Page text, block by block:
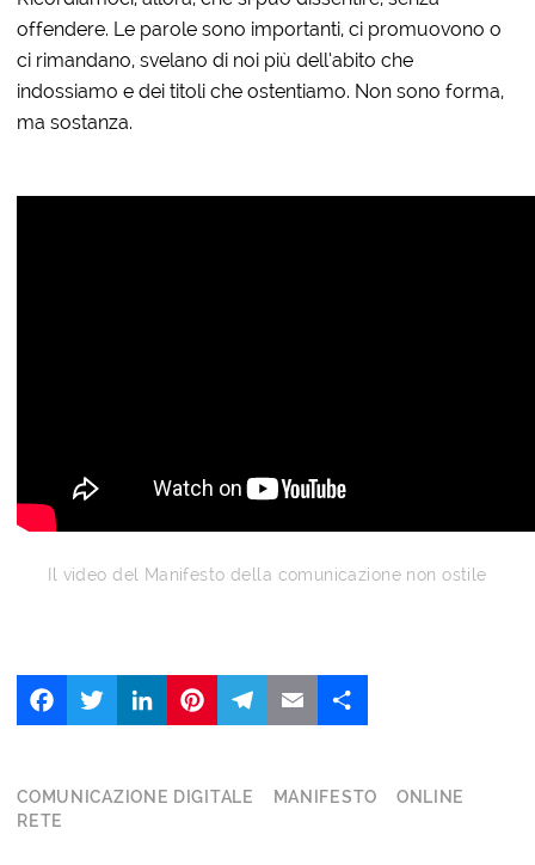
offendere. Le parole sono importanti, ci promuovono o
ci rimandano, svelano di noi più dell’abito che
indossiamo e dei titoli che ostentiamo. Non sono forma,
ma sostanza.
Il video del Manifesto della comunicazione non ostile
FacebookTwitter LinkedIn
COMUNICAZIONE DIGITALE MANIFESTO
ONLINE
RETE